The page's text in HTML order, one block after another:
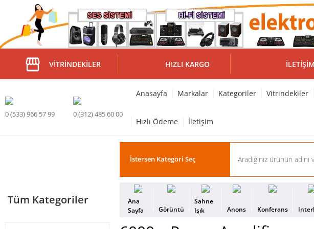
VITRINDEKILER HIZLI KARGO İLETIŞIM
0 (533) 966 57 99 0 (312) 485 60 00
Anasayfa Markalar Kategoriler Vitrindekiler
Hızlı Ödeme İletişim
Tüm Kategoriler
Ana
Sayfa
Görüntü
Sahne
Işık
Anons Konferans